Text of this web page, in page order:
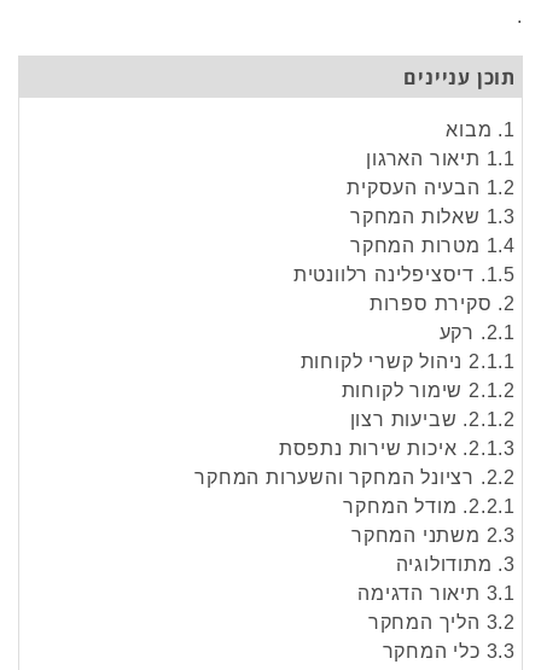
.
תוכן עניינים
1. מבוא
1.1 תיאור הארגון
1.2 הבעיה העסקית
1.3 שאלות המחקר
1.4 מטרות המחקר
1.5. דיסציפלינה רלוונטית
2. סקירת ספרות
2.1. רקע
2.1.1 ניהול קשרי לקוחות
2.1.2 שימור לקוחות
2.1.2. שביעות רצון
2.1.3. איכות שירות נתפסת
2.2. רציונל המחקר והשערות המחקר
2.2.1. מודל המחקר
2.3 משתני המחקר
3. מתודולוגיה
3.1 תיאור הדגימה
3.2 הליך המחקר
3.3 כלי המחקר